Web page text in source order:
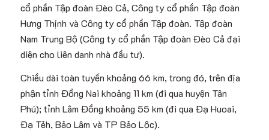
cổ phần Tập đoàn Đèo Cả, Công ty cổ phần Tập đoàn
Hưng Thịnh và Công ty cổ phần Tập đoàn. Tập đoàn
Nam Trung Bộ (Công ty cổ phần Tập đoàn Đèo Cả đại
diện cho liên danh nhà đầu tư).
Chiều dài toàn tuyến khoảng 66 km, trong đó, trên địa
phận tỉnh Đồng Nai khoảng 11 km (đi qua huyện Tân
Phú); tỉnh Lâm Đồng khoảng 55 km (đi qua Đạ Huoai,
Đạ Tẻh, Bảo Lâm và TP Bảo Lộc).